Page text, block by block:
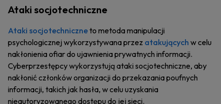
Ataki socjotechniczne
Ataki socjotechniczneto metoda manipulacji
psychologicznej wykorzystywana przez atakujących w celu
nakłonienia ofiar do ujawnienia prywatnych informacji.
Cyberprzestępcy wykorzystują ataki socjotechniczne, aby
nakłonić członków organizacji do przekazania poufnych
informacji, takich jak hasła, w celu uzyskania
nieautoryzowanego dostępu do jej sieci.